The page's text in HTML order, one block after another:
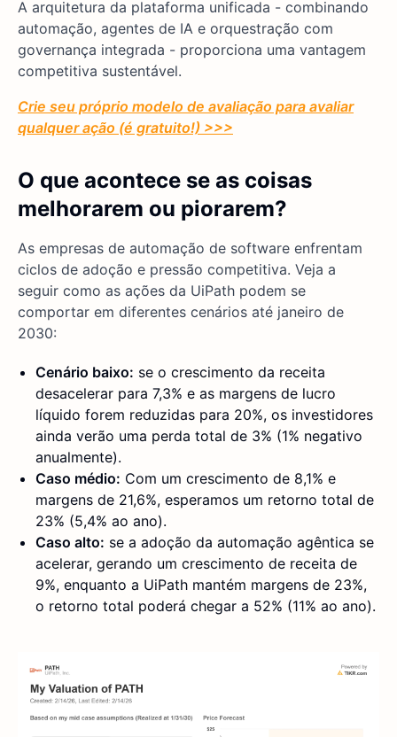
A arquitetura da plataforma unificada - combinando
automação, agentes de IA e orquestração com
governança integrada - proporciona uma vantagem
competitiva sustentável.
Crie seu próprio modelo de avaliação para avaliar
qualquer ação (é gratuito!) >>>
O que acontece se as coisas
melhorarem ou piorarem?
As empresas de automação de software enfrentam
ciclos de adoção e pressão competitiva. Veja a
seguir como as ações da UiPath podem se
comportar em diferentes cenários até janeiro de
2030:
Cenário baixo: se o crescimento da receita
desacelerar para 7,3% e as margens de lucro
líquido forem reduzidas para 20%, os investidores
ainda verão uma perda total de 3% (1% negativo
anualmente).
Caso médio: Com um crescimento de 8,1% e
margens de 21,6%, esperamos um retorno total de
23% (5,4% ao ano).
Caso alto: se a adoção da automação agêntica se
acelerar, gerando um crescimento de receita de
9%, enquanto a UiPath mantém margens de 23%,
o retorno total poderá chegar a 52% (11% ao ano).